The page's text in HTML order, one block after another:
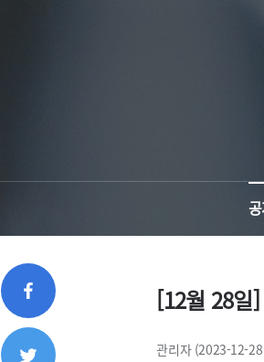
[12월 28일
관리자 (2023-12-